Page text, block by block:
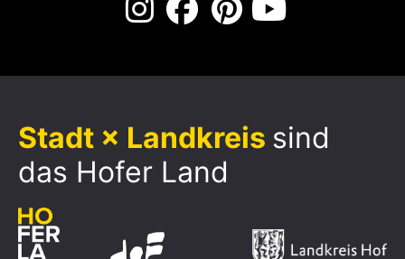
Stadt × Landkreis sind
das Hofer Land